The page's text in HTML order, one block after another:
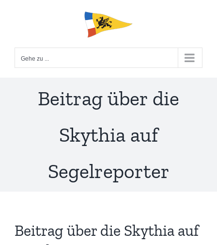
Gehe zu ...
Beitrag über die
Skythia auf
Segelreporter
Beitrag über die Skythia auf